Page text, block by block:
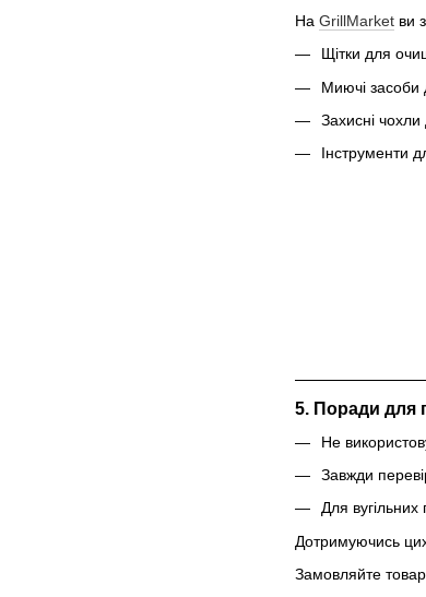
На GrillMarket ви
Щітки для
Миючі засоби
Захисні
Інструменти
5. Поради для
Не
Завжди
Для вугільних
Дотримуючись
Замовляйте